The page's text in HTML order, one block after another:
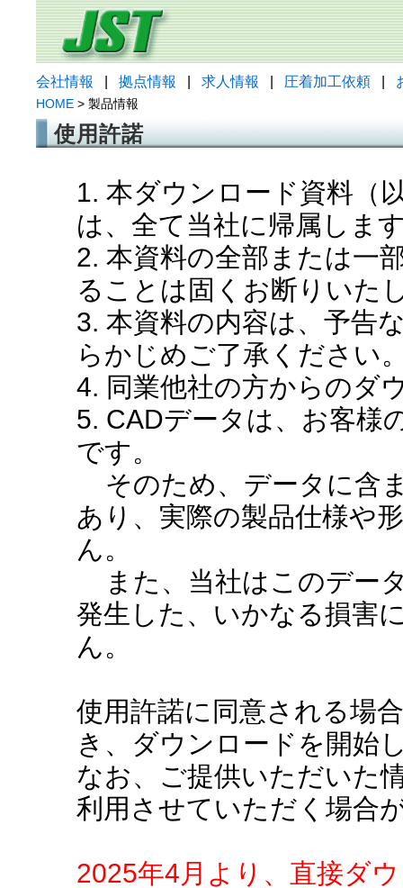
会社情報 拠点情報 求人情報 圧着加工依頼
HOME > 製品情報
使用許諾
1. 本ダウンロード資料（
は、全て当社に帰属しま
2. 本資料の全部または一
ることは固くお断りいた
3. 本資料の内容は、予告
らかじめご了承ください
4. 同業他社の方からのダ
5. CADデータは、お客様
です。
そのため、データに含
あり、実際の製品仕様や
ん。
また、当社はこのデー
発生した、いかなる損害
ん。
使用許諾に同意される場
き、ダウンロードを開始
なお、ご提供いただいた
利用させていただく場合
2025年4月より、直接ダ